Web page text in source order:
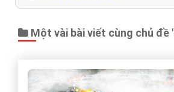
Một vài bài viết cùng chủ đề